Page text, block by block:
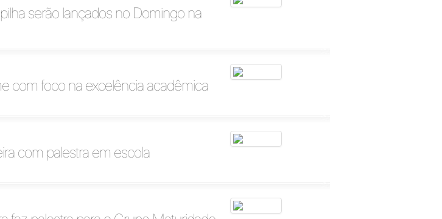
serão lançados no Domingo na
com foco na excelência acadêmica
com palestra em escola